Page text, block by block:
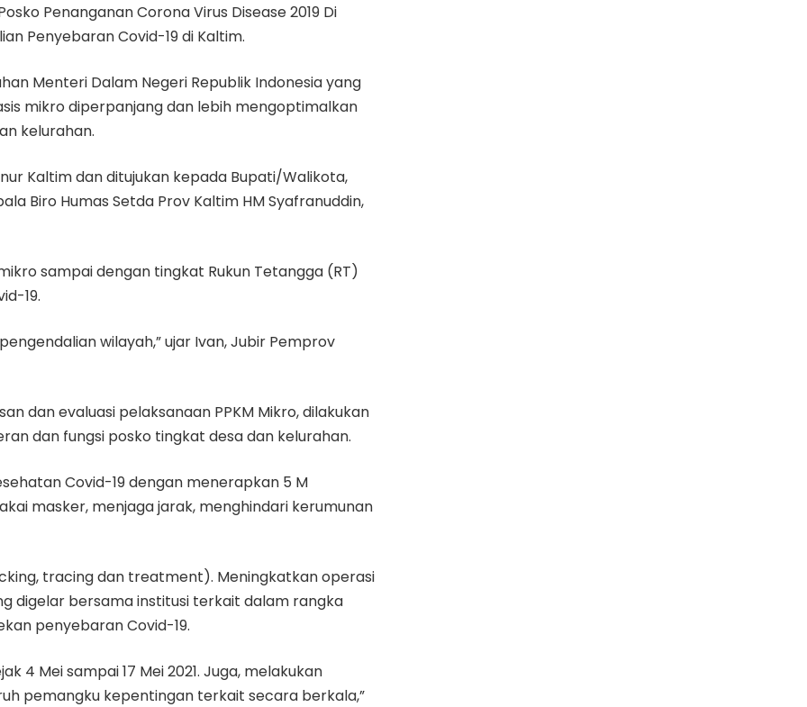
Penanganan Corona Virus Disease 2019 Di
Penyebaran Covid-19 di Kaltim.
Menteri Dalam Negeri Republik Indonesia yang
mikro diperpanjang dan lebih mengoptimalkan
kelurahan.
Kaltim dan ditujukan kepada Bupati/Walikota,
Biro Humas Setda Prov Kaltim HM Syafranuddin,
sampai dengan tingkat Rukun Tetangga (RT)
19.
wilayah,” ujar Ivan, Jubir Pemprov
dan evaluasi pelaksanaan PPKM Mikro, dilakukan
dan fungsi posko tingkat desa dan kelurahan.
Covid-19 dengan menerapkan 5 M
masker, menjaga jarak, menghindari kerumunan
tracing dan treatment). Meningkatkan operasi
digelar bersama institusi terkait dalam rangka
penyebaran Covid-19.
4 Mei sampai 17 Mei 2021. Juga, melakukan
pemangku kepentingan terkait secara berkala,”